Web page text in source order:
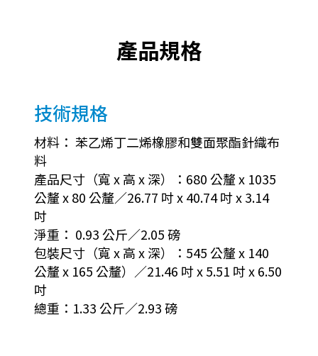
產品規格
技術規格
材料： 苯乙烯丁二烯橡膠和雙面聚酯針織布
料
產品尺寸（寬 x 高 x 深）：680 公釐 x 1035
公釐 x 80 公釐／26.77 吋 x 40.74 吋 x 3.14
吋
淨重： 0.93 公斤／2.05 磅
包裝尺寸（寬 x 高 x 深）：545 公釐 x 140
公釐 x 165 公釐）／21.46 吋 x 5.51 吋 x 6.50
吋
總重：1.33 公斤／2.93 磅